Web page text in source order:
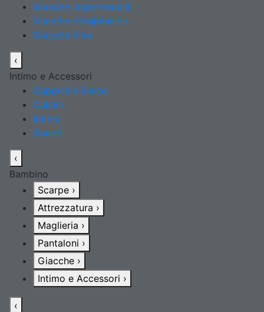
Giacche Impermeabili
Giacche Scialpinismo
Giacche Bike
‹
Intimo e Accessori
Cappelli e Fasce
Calzini
Intimo
Guanti
‹
Bambino
Scarpe ›
Attrezzatura ›
Maglieria ›
Pantaloni ›
Giacche ›
Intimo e Accessori ›
‹